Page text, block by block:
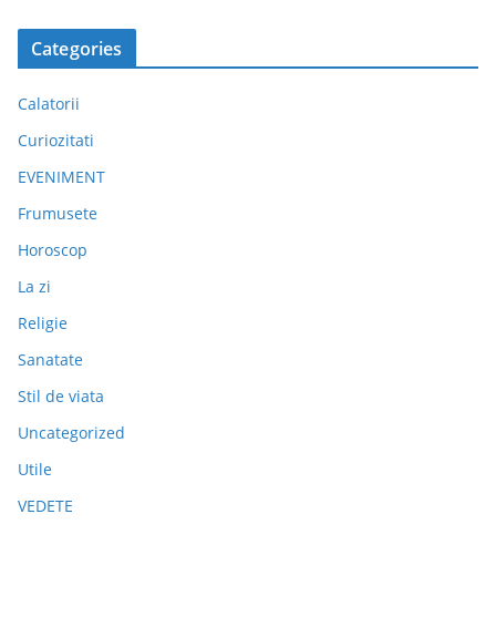
Categories
Calatorii
Curiozitati
EVENIMENT
Frumusete
Horoscop
La zi
Religie
Sanatate
Stil de viata
Uncategorized
Utile
VEDETE